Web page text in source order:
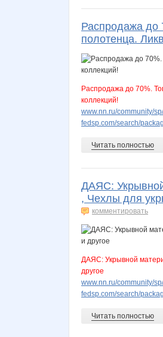
Распродажа до
полотенца.
Распродажа до 70%.
коллекций!
www.nn.ru/community/
fedsp.com/search/
Читать полностью
ДАЯС:
, Чехлы для
комментировать
ДАЯС: Укрывной
другое
www.nn.ru/community/
fedsp.com/search/
Читать полностью